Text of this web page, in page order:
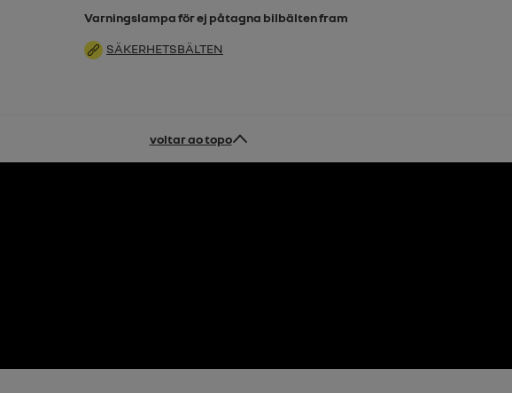
Varningslampa för ej påtagna bilbälten fram
SÄKERHETSBÄLTEN
voltar ao topo